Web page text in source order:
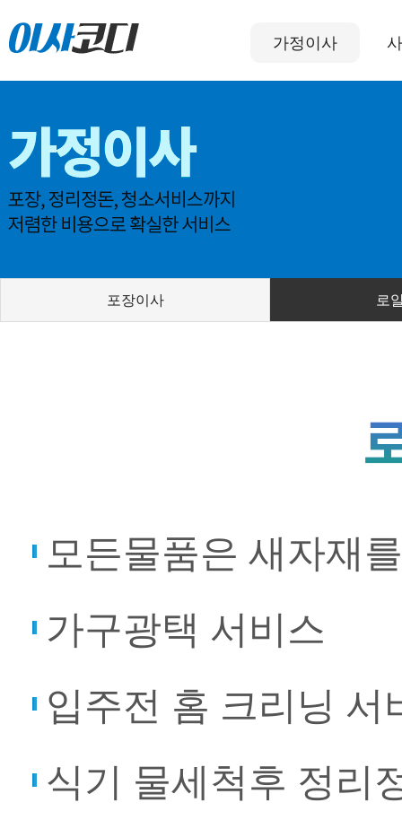
가정이사
포장이사 로
모든물품은 새자재
가구광택 서비스
입주전 홈 크리닝 서
식기 물세척후 정리